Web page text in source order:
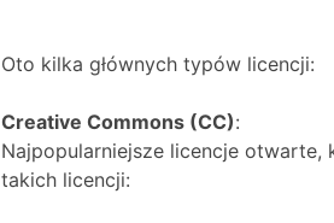
Oto kilka głównych typów licencji:
Creative Commons (CC):
Najpopularniejsze licencje
takich licencji: